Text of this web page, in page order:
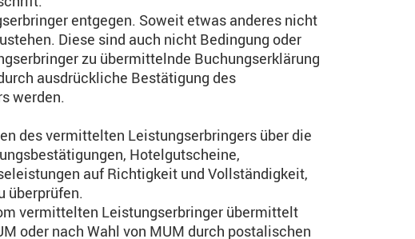
entgegen. Soweit etwas anderes nicht
Diese sind auch nicht Bedingung oder
zu übermittelnde Buchungserklärung
ausdrückliche Bestätigung des
werden.
des vermittelten Leistungserbringers über die
Hotelgutscheine,
auf Richtigkeit und Vollständigkeit,
überprüfen.
vermittelten Leistungserbringer übermittelt
oder nach Wahl von MUM durch postalischen